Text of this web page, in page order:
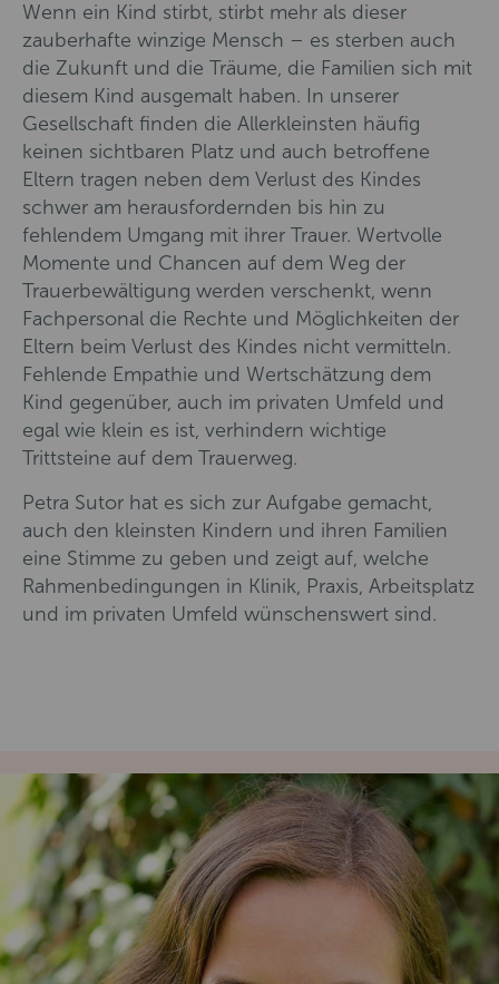
Wenn ein Kind stirbt, stirbt mehr als dieser
zauberhafte winzige Mensch – es sterben auch
die Zukunft und die Träume, die Familien sich mit
diesem Kind ausgemalt haben. In unserer
Gesellschaft finden die Allerkleinsten häufig
keinen sichtbaren Platz und auch betroffene
Eltern tragen neben dem Verlust des Kindes
schwer am herausfordernden bis hin zu
fehlendem Umgang mit ihrer Trauer. Wertvolle
Momente und Chancen auf dem Weg der
Trauerbewältigung werden verschenkt, wenn
Fachpersonal die Rechte und Möglichkeiten der
Eltern beim Verlust des Kindes nicht vermitteln.
Fehlende Empathie und Wertschätzung dem
Kind gegenüber, auch im privaten Umfeld und
egal wie klein es ist, verhindern wichtige
Trittsteine auf dem Trauerweg.
Petra Sutor hat es sich zur Aufgabe gemacht,
auch den kleinsten Kindern und ihren Familien
eine Stimme zu geben und zeigt auf, welche
Rahmenbedingungen in Klinik, Praxis, Arbeitsplatz
und im privaten Umfeld wünschenswert sind.